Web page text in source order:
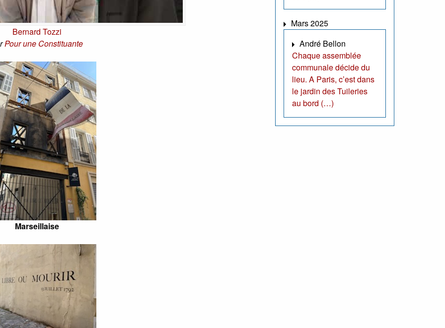
Bernard Tozzi
Pour une Constituante
Marseillaise
Mars 2025
André Bellon
Chaque assemblée
communale décide du
lieu. A Paris, c’est dans
le jardin des Tuileries
au bord (…)